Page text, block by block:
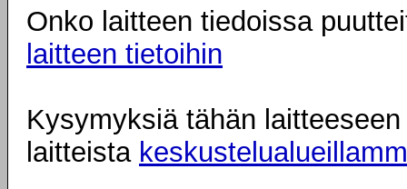
Onko laitteen tiedoissa
laitteen tietoihin
Kysymyksiä tähän
laitteista